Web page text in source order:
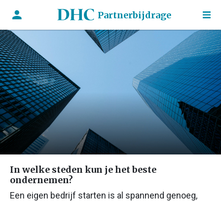
Partnerbijdrage
In welke steden kun je het beste
ondernemen?
Een eigen bedrijf starten is al spannend genoeg,